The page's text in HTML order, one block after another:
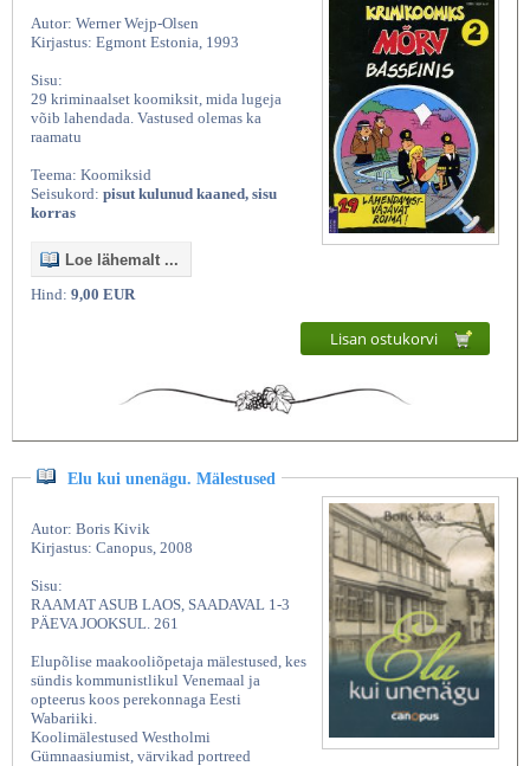
Autor: Werner Wejp-Olsen
Kirjastus: Egmont Estonia, 1993
Sisu:
29 kriminaalset koomiksit, mida lugeja
võib lahendada. Vastused olemas ka
raamatu
Teema: Koomiksid
Seisukord: pisut kulunud kaaned, sisu
korras
Loe lähemalt ...
Hind: 9,00 EUR
Lisan ostukorvi
Elu kui unenägu. Mälestused
Autor: Boris Kivik
Kirjastus: Canopus, 2008
Sisu:
RAAMAT ASUB LAOS, SAADAVAL 1-3
PÄEVA JOOKSUL. 261
Elupõlise maakooliõpetaja mälestused, kes
sündis kommunistlikul Venemaal ja
opteerus koos perekonnaga Eesti
Wabariiki.
Koolimälestused Westholmi
Gümnaasiumist, värvikad portreed